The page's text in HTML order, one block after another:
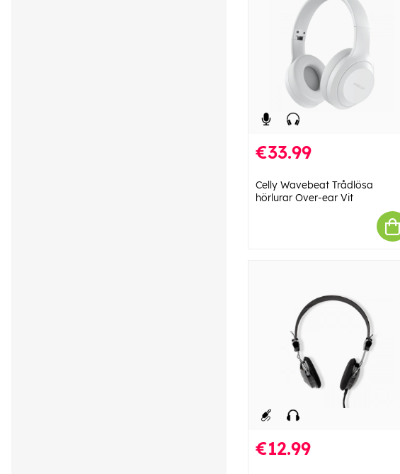
€33.99
Celly Wavebeat Trådlösa
hörlurar Over-ear Vit
€12.99